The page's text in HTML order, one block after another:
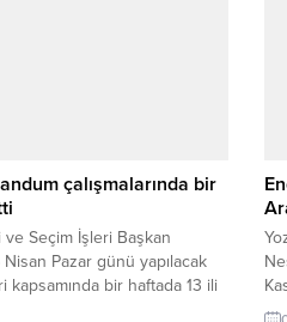
çalışmalarında bir
Seçim İşleri Başkan
Nisan Pazar günü yapılacak
bir haftada 13 ili
sürdürüyor.